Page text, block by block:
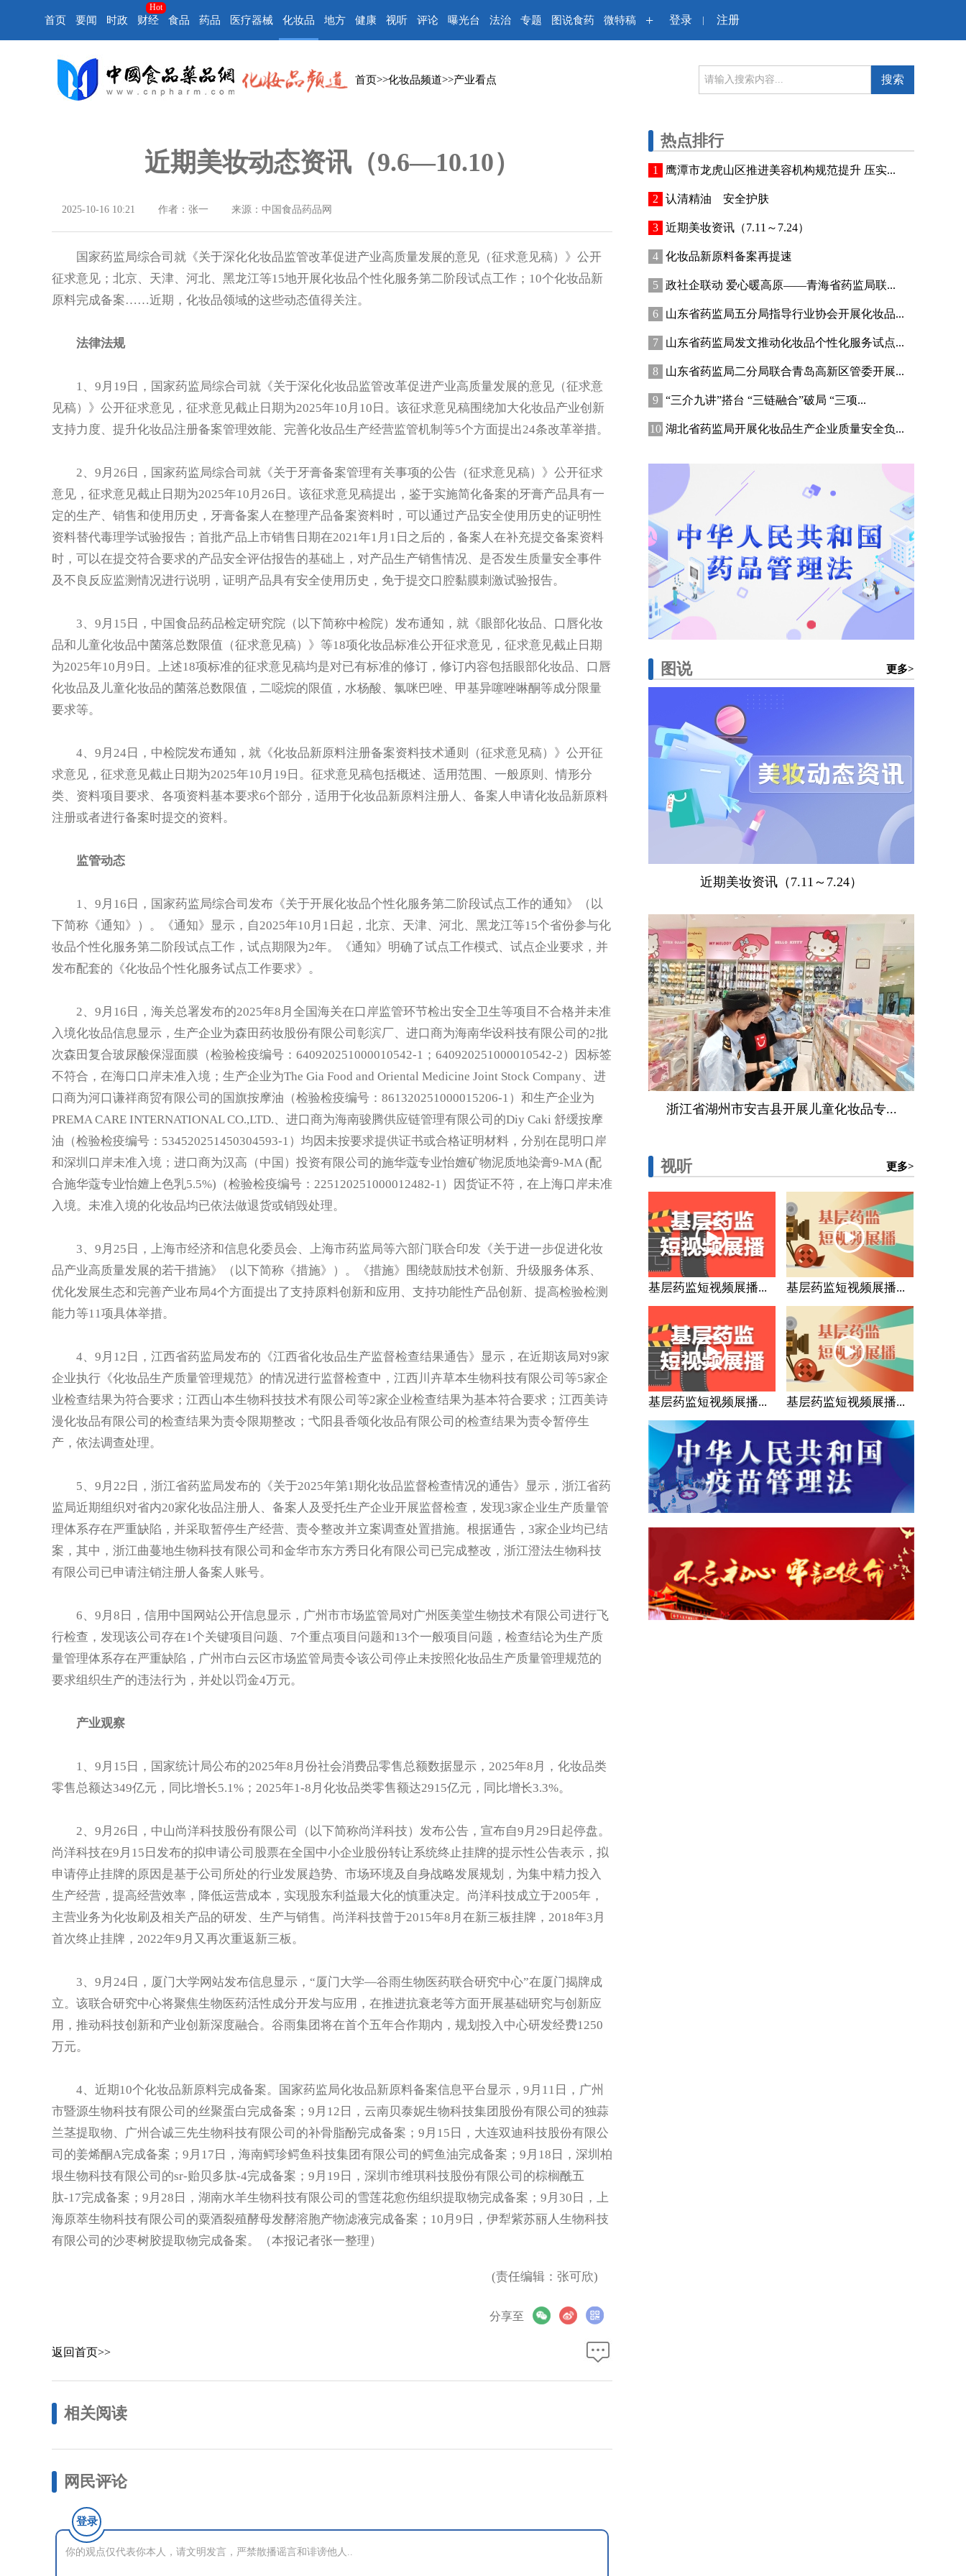
首页 要闻 时政 财经
Hot
食品 药品 医疗器械 化妆品 地方 健康 视听 评论 曝光台 法治 专题 图说食药 微特稿 + 登录 | 注册
首页>>化妆品频道>>产业看点 搜索
近期美妆动态资讯（9.6—10.10）
2025-10-16 10:21 作者：张一 来源：中国食品药品网
国家药监局综合司就《关于深化化妆品监管改革促进产业高质量发展的意见（征求意见稿）》公开
征求意见；北京、天津、河北、黑龙江等15地开展化妆品个性化服务第二阶段试点工作；10个化妆品新
原料完成备案……近期，化妆品领域的这些动态值得关注。
法律法规
1、9月19日，国家药监局综合司就《关于深化化妆品监管改革促进产业高质量发展的意见（征求意
见稿）》公开征求意见，征求意见截止日期为2025年10月10日。该征求意见稿围绕加大化妆品产业创新
支持力度、提升化妆品注册备案管理效能、完善化妆品生产经营监管机制等5个方面提出24条改革举措。
2、9月26日，国家药监局综合司就《关于牙膏备案管理有关事项的公告（征求意见稿）》公开征求
意见，征求意见截止日期为2025年10月26日。该征求意见稿提出，鉴于实施简化备案的牙膏产品具有一
定的生产、销售和使用历史，牙膏备案人在整理产品备案资料时，可以通过产品安全使用历史的证明性
资料替代毒理学试验报告；首批产品上市销售日期在2021年1月1日之后的，备案人在补充提交备案资料
时，可以在提交符合要求的产品安全评估报告的基础上，对产品生产销售情况、是否发生质量安全事件
及不良反应监测情况进行说明，证明产品具有安全使用历史，免于提交口腔黏膜刺激试验报告。
3、9月15日，中国食品药品检定研究院（以下简称中检院）发布通知，就《眼部化妆品、口唇化妆
品和儿童化妆品中菌落总数限值（征求意见稿）》等18项化妆品标准公开征求意见，征求意见截止日期
为2025年10月9日。上述18项标准的征求意见稿均是对已有标准的修订，修订内容包括眼部化妆品、口唇
化妆品及儿童化妆品的菌落总数限值，二噁烷的限值，水杨酸、氯咪巴唑、甲基异噻唑啉酮等成分限量
要求等。
4、9月24日，中检院发布通知，就《化妆品新原料注册备案资料技术通则（征求意见稿）》公开征
求意见，征求意见截止日期为2025年10月19日。征求意见稿包括概述、适用范围、一般原则、情形分
类、资料项目要求、各项资料基本要求6个部分，适用于化妆品新原料注册人、备案人申请化妆品新原料
注册或者进行备案时提交的资料。
监管动态
1、9月16日，国家药监局综合司发布《关于开展化妆品个性化服务第二阶段试点工作的通知》（以
下简称《通知》）。《通知》显示，自2025年10月1日起，北京、天津、河北、黑龙江等15个省份参与化
妆品个性化服务第二阶段试点工作，试点期限为2年。《通知》明确了试点工作模式、试点企业要求，并
发布配套的《化妆品个性化服务试点工作要求》。
2、9月16日，海关总署发布的2025年8月全国海关在口岸监管环节检出安全卫生等项目不合格并未准
入境化妆品信息显示，生产企业为森田药妆股份有限公司彰滨厂、进口商为海南华设科技有限公司的2批
次森田复合玻尿酸保湿面膜（检验检疫编号：640920251000010542-1；640920251000010542-2）因标签
不符合，在海口口岸未准入境；生产企业为The Gia Food and Oriental Medicine Joint Stock Company、进
口商为河口谦祥商贸有限公司的国旗按摩油（检验检疫编号：861320251000015206-1）和生产企业为
PREMA CARE INTERNATIONAL CO.,LTD.、进口商为海南骏腾供应链管理有限公司的Diy Caki 舒缓按摩
油（检验检疫编号：534520251450304593-1）均因未按要求提供证书或合格证明材料，分别在昆明口岸
和深圳口岸未准入境；进口商为汉高（中国）投资有限公司的施华蔻专业怡嬗矿物泥质地染膏9-MA (配
合施华蔻专业怡嬗上色乳5.5%)（检验检疫编号：225120251000012482-1）因货证不符，在上海口岸未准
入境。未准入境的化妆品均已依法做退货或销毁处理。
3、9月25日，上海市经济和信息化委员会、上海市药监局等六部门联合印发《关于进一步促进化妆
品产业高质量发展的若干措施》（以下简称《措施》）。《措施》围绕鼓励技术创新、升级服务体系、
优化发展生态和完善产业布局4个方面提出了支持原料创新和应用、支持功能性产品创新、提高检验检测
能力等11项具体举措。
4、9月12日，江西省药监局发布的《江西省化妆品生产监督检查结果通告》显示，在近期该局对9家
企业执行《化妆品生产质量管理规范》的情况进行监督检查中，江西川卉草本生物科技有限公司等5家企
业检查结果为符合要求；江西山本生物科技技术有限公司等2家企业检查结果为基本符合要求；江西美诗
漫化妆品有限公司的检查结果为责令限期整改；弋阳县香颂化妆品有限公司的检查结果为责令暂停生
产，依法调查处理。
5、9月22日，浙江省药监局发布的《关于2025年第1期化妆品监督检查情况的通告》显示，浙江省药
监局近期组织对省内20家化妆品注册人、备案人及受托生产企业开展监督检查，发现3家企业生产质量管
理体系存在严重缺陷，并采取暂停生产经营、责令整改并立案调查处置措施。根据通告，3家企业均已结
案，其中，浙江曲蔓地生物科技有限公司和金华市东方秀日化有限公司已完成整改，浙江澄法生物科技
有限公司已申请注销注册人备案人账号。
6、9月8日，信用中国网站公开信息显示，广州市市场监管局对广州医美堂生物技术有限公司进行飞
行检查，发现该公司存在1个关键项目问题、7个重点项目问题和13个一般项目问题，检查结论为生产质
量管理体系存在严重缺陷，广州市白云区市场监管局责令该公司停止未按照化妆品生产质量管理规范的
要求组织生产的违法行为，并处以罚金4万元。
产业观察
1、9月15日，国家统计局公布的2025年8月份社会消费品零售总额数据显示，2025年8月，化妆品类
零售总额达349亿元，同比增长5.1%；2025年1-8月化妆品类零售额达2915亿元，同比增长3.3%。
2、9月26日，中山尚洋科技股份有限公司（以下简称尚洋科技）发布公告，宣布自9月29日起停盘。
尚洋科技在9月15日发布的拟申请公司股票在全国中小企业股份转让系统终止挂牌的提示性公告表示，拟
申请停止挂牌的原因是基于公司所处的行业发展趋势、市场环境及自身战略发展规划，为集中精力投入
生产经营，提高经营效率，降低运营成本，实现股东利益最大化的慎重决定。尚洋科技成立于2005年，
主营业务为化妆刷及相关产品的研发、生产与销售。尚洋科技曾于2015年8月在新三板挂牌，2018年3月
首次终止挂牌，2022年9月又再次重返新三板。
3、9月24日，厦门大学网站发布信息显示，“厦门大学—谷雨生物医药联合研究中心”在厦门揭牌成
立。该联合研究中心将聚焦生物医药活性成分开发与应用，在推进抗衰老等方面开展基础研究与创新应
用，推动科技创新和产业创新深度融合。谷雨集团将在首个五年合作期内，规划投入中心研发经费1250
万元。
4、近期10个化妆品新原料完成备案。国家药监局化妆品新原料备案信息平台显示，9月11日，广州
市暨源生物科技有限公司的丝聚蛋白完成备案；9月12日，云南贝泰妮生物科技集团股份有限公司的独蒜
兰茎提取物、广州合诚三先生物科技有限公司的补骨脂酚完成备案；9月15日，大连双迪科技股份有限公
司的姜烯酮A完成备案；9月17日，海南鳄珍鳄鱼科技集团有限公司的鳄鱼油完成备案；9月18日，深圳柏
垠生物科技有限公司的sr-贻贝多肽-4完成备案；9月19日，深圳市维琪科技股份有限公司的棕榈酰五
肽-17完成备案；9月28日，湖南水羊生物科技有限公司的雪莲花愈伤组织提取物完成备案；9月30日，上
海原萃生物科技有限公司的粟酒裂殖酵母发酵溶胞产物滤液完成备案；10月9日，伊犁紫苏丽人生物科技
有限公司的沙枣树胶提取物完成备案。（本报记者张一整理）
(责任编辑：张可欣)
分享至
返回首页>>
相关阅读
网民评论
登录
热点排行
鹰潭市龙虎山区推进美容机构规范提升 压实...
认清精油 安全护肤
近期美妆资讯（7.11～7.24）
化妆品新原料备案再提速
政社企联动 爱心暖高原——青海省药监局联...
山东省药监局五分局指导行业协会开展化妆品...
山东省药监局发文推动化妆品个性化服务试点...
山东省药监局二分局联合青岛高新区管委开展...
“三介九讲”搭台 “三链融合”破局 “三项...
湖北省药监局开展化妆品生产企业质量安全负...
图说 更多>
近期美妆资讯（7.11～7.24）
浙江省湖州市安吉县开展儿童化妆品专...
视听 更多>
基层药监短视频展播... 基层药监短视频展播...
基层药监短视频展播... 基层药监短视频展播...